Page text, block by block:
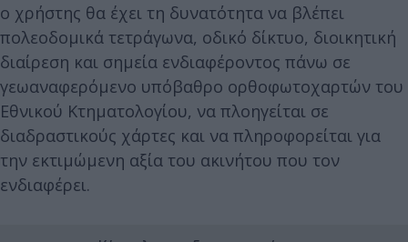
ο χρήστης θα έχει τη δυνατότητα να βλέπει
πολεοδομικά τετράγωνα, οδικό δίκτυο, διοικητική
διαίρεση και σημεία ενδιαφέροντος πάνω σε
γεωαναφερόμενο υπόβαθρο ορθοφωτοχαρτών του
Εθνικού Κτηματολογίου, να πλοηγείται σε
διαδραστικούς χάρτες και να πληροφορείται για
την εκτιμώμενη αξία του ακινήτου που τον
ενδιαφέρει.